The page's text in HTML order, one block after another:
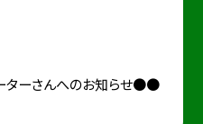
ーさんへのお知らせ●●